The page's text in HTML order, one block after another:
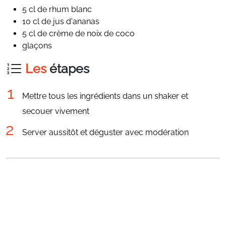
5 cl de rhum blanc
10 cl de jus d'ananas
5 cl de crème de noix de coco
glaçons
Lesétapes
Mettre tous les ingrédients dans un shaker et
secouer vivement
Server aussitôt et déguster avec modération